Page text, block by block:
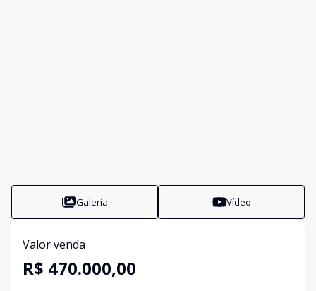
Galeria Vídeo
Valor venda
R$ 470.000,00